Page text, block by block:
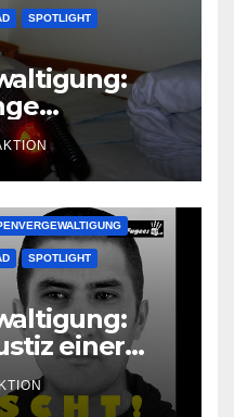
SPOTLIGHT
SPOTLIGHT
einer
diese